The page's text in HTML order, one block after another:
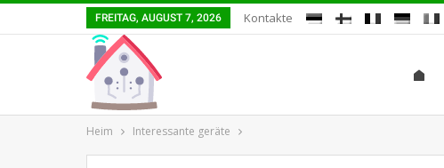
FREITAG, AUGUST 7, 2026 Kontakte
Heim Interessante geräte